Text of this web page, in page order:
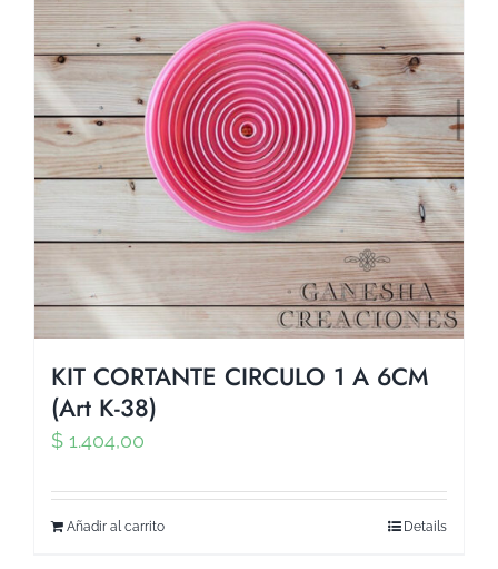
KIT CORTANTE CIRCULO 1 A 6CM
(Art K-38)
$ 1.404,00
Añadir al carrito Details